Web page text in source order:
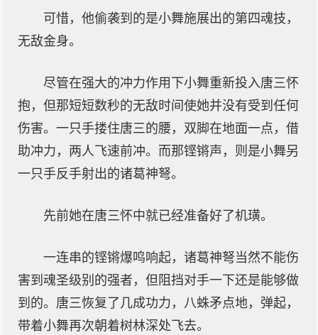
可惜，他偷袭到的是小舞施展出的第四魂技，
无敌金身。
尽管在强大的冲力作用下小舞重新投入唐三怀
抱，但那短短数秒的无敌时间使她并没有受到任何
伤害。一只手搂住唐三的腰，双脚在地面一点，借
助冲力，两人飞速前冲。而那铿锵声，则是小舞另
一只手反手射出的诸葛神弩。
先前她在唐三怀中就已经准备好了机璜。
一连串的铿锵爆鸣响起，诸葛神弩当然不能伤
害到魂圣级别的强者，但阻挡对手一下还是能够做
到的。唐三恢复了几成功力，八蛛矛点地，弹起，
带着小舞再次朝着树林深处飞去。